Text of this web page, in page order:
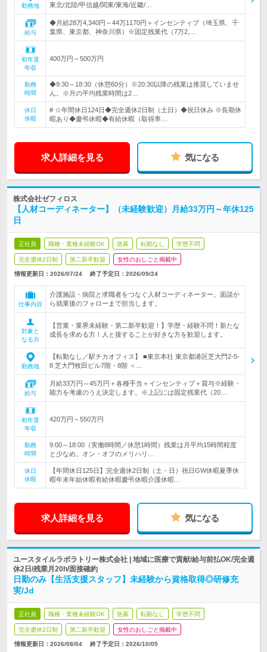
勤務地
東北/北陸/甲信越/関東/東海/近畿/…
給与
◆月給28万4,340円～44万1170円＋インセンティブ（埼玉県、千
葉県、東京都、神奈川県）※固定残業代（7万2,…
初年度
年収
400万円～500万円
勤務
時間
◆9:30～18:30（休憩60分）※20:30以降の残業は推奨していませ
ん。※月の平均残業時間は2…
休日
休暇
# ☆年間休日124日◆完全週休2日制（土日）◆祝日休み ※長期休
暇あり◆慶弔休暇◆有給休暇（取得率…
求人詳細を見る 気になる
株式会社ゼフィロス
【人材コーディネーター】（未経験歓迎）月給33万円～年休125
日
正社員 職種・業種未経験OK 急募 転勤なし 学歴不問
完全週休2日制 第二新卒歓迎 女性のおしごと掲載中
情報更新日：2026/07/24 終了予定日： 2026/09/24
仕事内容
介護施設・病院と求職者をつなぐ人材コーディネーター。面談か
ら就業後のフォローまで担当します。
対象と
なる方
【営業・業界未経験・第二新卒歓迎！】学歴・経験不問！新たな
成長を求める方！人と接することが好きな方を歓迎します。
勤務地
【転勤なし／駅チカオフィス】 ■東京本社 東京都港区芝大門2-5-
8 芝大門牧田ビル7階・8階 ＜…
給与
月給33万円～45万円＋各種手当＋インセンティブ＋賞与※経験・
能力を考慮のうえ決定します。※上記には固定残業代（20…
初年度
年収
420万円～550万円
勤務
時間
9:00～18:00（実働8時間／休憩1時間）残業は月平均15時間程度
と少なめ。オン・オフのメリハリ…
休日
休暇
【年間休日125日】完全週休2日制（土・日）祝日GW休暇夏季休
暇年末年始休暇有給休暇慶弔休暇介護休暇…
求人詳細を見る 気になる
ユースタイルラボラトリー株式会社 | 地域に医療で貢献/給与前払OK/完全週
休2日/残業月20h/面接確約
日勤のみ【生活支援スタッフ】未経験から資格取得◎研修充
実/Jd
正社員 職種・業種未経験OK 急募 転勤なし 学歴不問
完全週休2日制 第二新卒歓迎 女性のおしごと掲載中
情報更新日：2026/08/04 終了予定日： 2026/10/05